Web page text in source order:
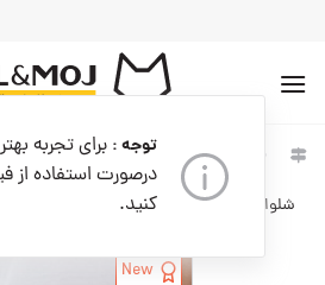
توجه : برای تجربه
درصورت استفاده از
کنید.
بروید
مردانه لباس مردانه
شلوارک ورزشی مردانه کدM09239-400
New